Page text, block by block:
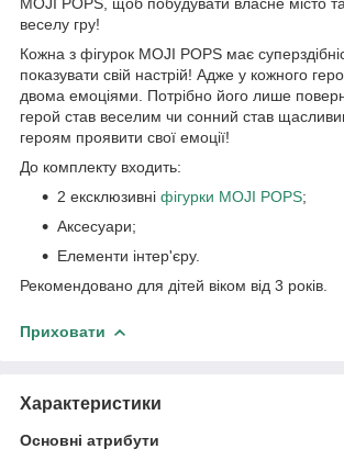
веселу гру!
Кожна з фігурок MOJI POPS має
показувати свій настрій! Адже у кожного
двома емоціями. Потрібно його лише
герой став веселим чи сонний став
героям проявити свої емоції!
До комплекту входить:
2 ексклюзивні фігурки MOJI POPS;
Аксесуари;
Елементи інтер'єру.
Рекомендовано для дітей віком від 3 років.
Приховати
Характеристики
Основні атрибути